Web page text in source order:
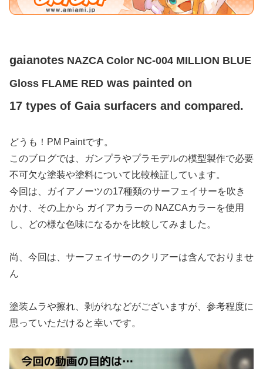
gaianotes NAZCA Color NC-004 MILLION BLUE
Gloss FLAME RED was painted on
17 types of Gaia surfacers and compared.
どうも！PM Paintです。
このブログでは、ガンプラやプラモデルの模型製作で必要
不可欠な塗装や塗料について比較検証しています。
今回は、ガイアノーツの17種類のサーフェイサーを吹き
かけ、その上から ガイアカラーの NAZCAカラーを使用
し、どの様な色味になるかを比較してみました。
尚、今回は、サーフェイサーのクリアーは含んでおりませ
ん
塗装ムラや擦れ、剥がれなどがございますが、参考程度に
思っていただけると幸いです。